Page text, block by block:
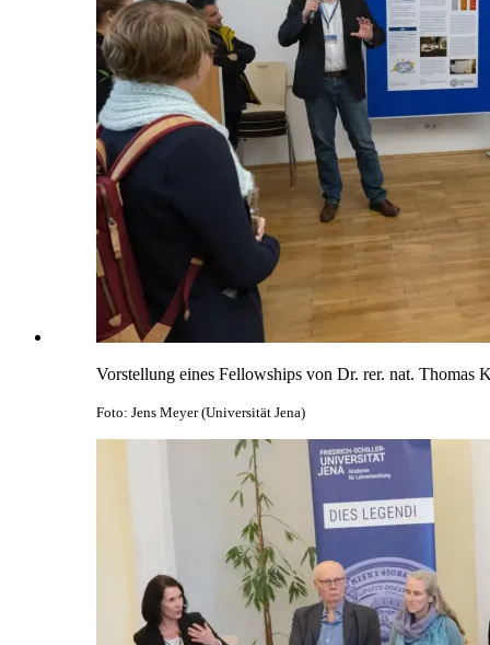
Vorstellung eines Fellowships von Dr. rer. nat. Thomas
Foto: Jens Meyer (Universität Jena)